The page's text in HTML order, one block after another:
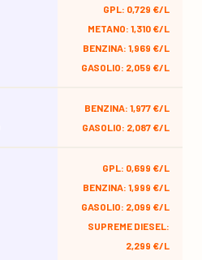
GPL: 0,729 €/L
METANO: 1,310 €/L
BENZINA: 1,969 €/L
GASOLIO: 2,059 €/L
BENZINA: 1,977 €/L
GASOLIO: 2,087 €/L
GPL: 0,699 €/L
BENZINA: 1,999 €/L
GASOLIO: 2,099 €/L
SUPREME DIESEL:
2,299 €/L